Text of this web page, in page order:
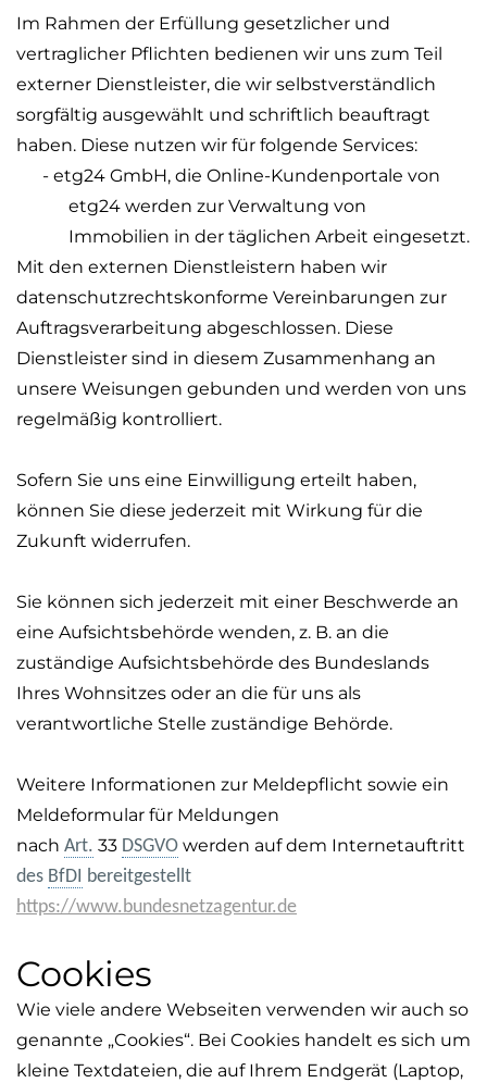
Im Rahmen der Erfüllung gesetzlicher und
vertraglicher Pflichten bedienen wir uns zum Teil
externer Dienstleister, die wir selbstverständlich
sorgfältig ausgewählt und schriftlich beauftragt
haben. Diese nutzen wir für folgende Services:
- etg24 GmbH, die Online-Kundenportale von
etg24 werden zur Verwaltung von
Immobilien in der täglichen Arbeit eingesetzt.
Mit den externen Dienstleistern haben wir
datenschutzrechtskonforme Vereinbarungen zur
Auftragsverarbeitung abgeschlossen. Diese
Dienstleister sind in diesem Zusammenhang an
unsere Weisungen gebunden und werden von uns
regelmäßig kontrolliert.
Sofern Sie uns eine Einwilligung erteilt haben,
können Sie diese jederzeit mit Wirkung für die
Zukunft widerrufen.
Sie können sich jederzeit mit einer Beschwerde an
eine Aufsichtsbehörde wenden, z. B. an die
zuständige Aufsichtsbehörde des Bundeslands
Ihres Wohnsitzes oder an die für uns als
verantwortliche Stelle zuständige Behörde.
Weitere Informationen zur Meldepflicht sowie ein
Meldeformular für Meldungen
nach Art. 33 DSGVO werden auf dem Internetauftritt
des BfDI bereitgestellt
https://www.bundesnetzagentur.de
Cookies
Wie viele andere Webseiten verwenden wir auch so
genannte „Cookies“. Bei Cookies handelt es sich um
kleine Textdateien, die auf Ihrem Endgerät (Laptop,